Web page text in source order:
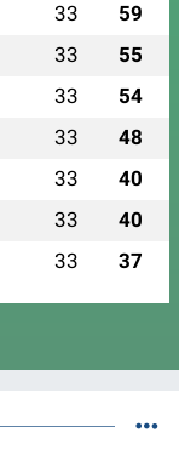
33 59
33 55
33 54
33 48
33 40
33 40
33 37